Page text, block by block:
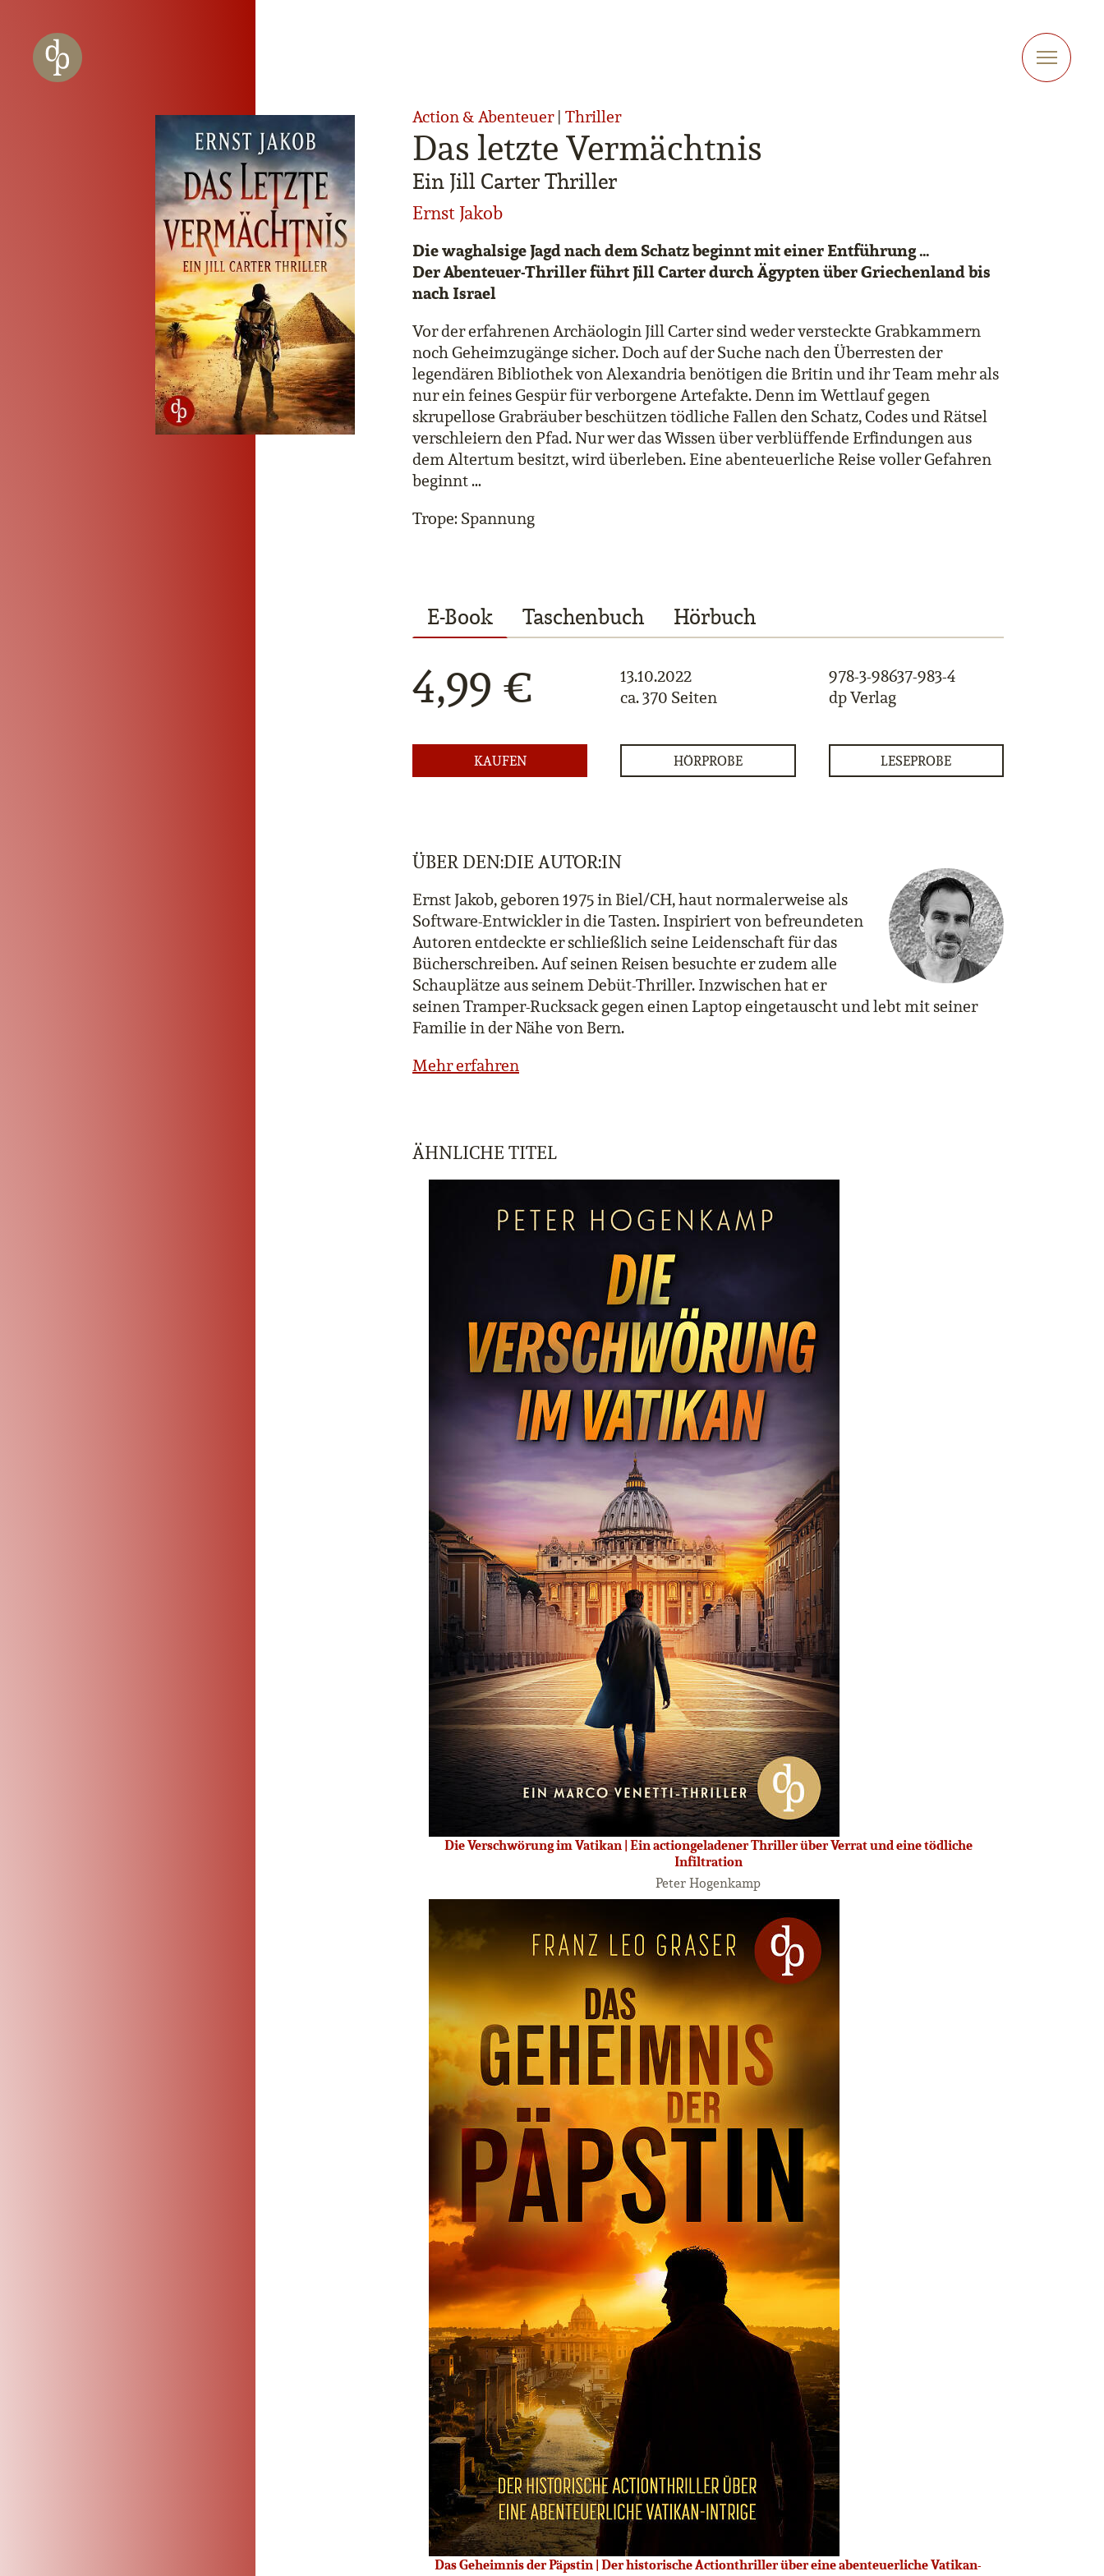
Zur Navigation springen
Zur Website-Suche springen
Das letzte Vermächtnis
Ein Jill Carter Thriller
Ernst Jakob
Action & Abenteuer| Thriller
Die waghalsige Jagd nach dem Schatz beginnt mit einer Entführung …
Der Abenteuer-Thriller führt Jill Carter durch Ägypten über Griechenland bis
nach Israel
Vor der erfahrenen Archäologin Jill Carter sind weder versteckte Grabkammern
noch Geheimzugänge sicher. Doch auf der Suche nach den Überresten der
legendären Bibliothek von Alexandria benötigen die Britin und ihr Team mehr als
nur ein feines Gespür für verborgene Artefakte. Denn im Wettlauf gegen
skrupellose Grabräuber beschützen tödliche Fallen den Schatz, Codes und Rätsel
verschleiern den Pfad. Nur wer das Wissen über verblüffende Erfindungen aus
dem Altertum besitzt, wird überleben. Eine abenteuerliche Reise voller Gefahren
beginnt …
Trope: Spannung
E-Book Taschenbuch Hörbuch
4,99 €
13.10.2022
ca. 370 Seiten
978-3-98637-983-4
dp Verlag
KAUFEN HÖRPROBE LESEPROBE
ÜBER DEN:DIE AUTOR:IN
Ernst Jakob, geboren 1975 in Biel/CH, haut normalerweise als
Software-Entwickler in die Tasten. Inspiriert von befreundeten
Autoren entdeckte er schließlich seine Leidenschaft für das
Bücherschreiben. Auf seinen Reisen besuchte er zudem alle
Schauplätze aus seinem Debüt-Thriller. Inzwischen hat er
seinen Tramper-Rucksack gegen einen Laptop eingetauscht und lebt mit seiner
Familie in der Nähe von Bern.
Mehr erfahren
ÄHNLICHE TITEL
Die Verschwörung im Vatikan | Ein actiongeladener Thriller über Verrat und eine tödliche
Infiltration
Peter Hogenkamp
Das Geheimnis der Päpstin | Der historische Actionthriller über eine abenteuerliche Vatikan-